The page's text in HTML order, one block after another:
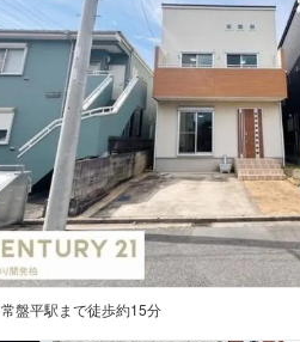
常盤平駅まで徒歩約15分